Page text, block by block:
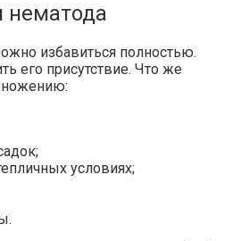
нематода
избавиться полностью.
его присутствие. Что же
условиях;